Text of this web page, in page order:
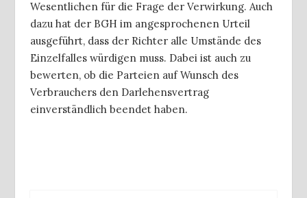
Wesentlichen für die Frage der Verwirkung. Auch
dazu hat der BGH im angesprochenen Urteil
ausgeführt, dass der Richter alle Umstände des
Einzelfalles würdigen muss. Dabei ist auch zu
bewerten, ob die Parteien auf Wunsch des
Verbrauchers den Darlehensvertrag
einverständlich beendet haben.